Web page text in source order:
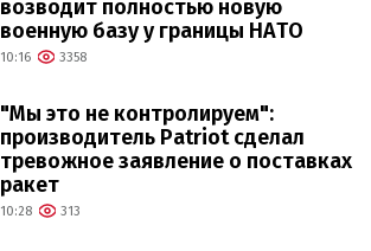
возводит полностью новую
военную базу у границы НАТО
10:16 3358
"Мы это не контролируем":
производитель Patriot сделал
тревожное заявление о поставках
ракет
10:28 313